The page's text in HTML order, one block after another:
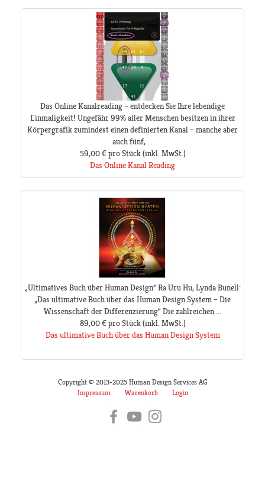
Das Online Kanalreading – entdecken Sie Ihre lebendige
Einmaligkeit! Ungefähr 99% aller Menschen besitzen in ihrer
Körpergrafik zumindest einen definierten Kanal – manche aber
auch fünf, ...
59,00 € pro Stück(inkl. MwSt.)
Das Online Kanal Reading
„Ultimatives Buch über Human Design“ Ra Uru Hu, Lynda Bunell:
„Das ultimative Buch über das Human Design System – Die
Wissenschaft der Differenzierung“ Die zahlreichen ...
89,00 € pro Stück(inkl. MwSt.)
Das ultimative Buch über das Human Design System
Copyright © 2013-2025 Human Design Services AG
Impressum
Warenkorb Login